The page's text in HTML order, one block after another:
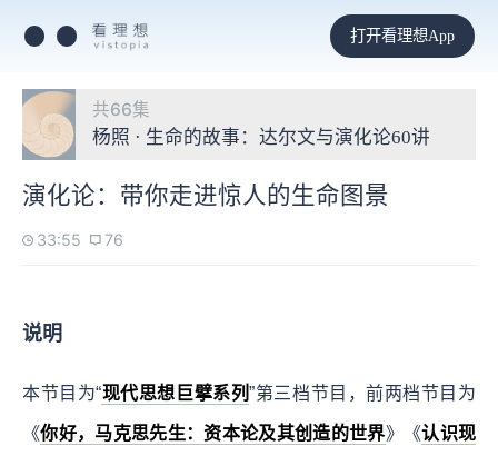
打开看理想App
共66集
杨照 · 生命的故事：达尔文与演化论60讲
演化论：带你走进惊人的生命图景
33:55 76
说明
本节目为“现代思想巨擘系列”第三档节目，前两档节目为
《你好，马克思先生：资本论及其创造的世界》《认识现